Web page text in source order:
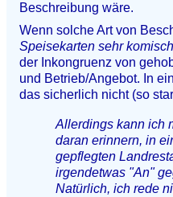
Beschreibung wäre.
Wenn solche Art von
Speisekarten sehr
der Inkongruenz von
und Betrieb/Angebot. In
das sicherlich nicht (so
Allerdings kann ich
daran erinnern, in
gepflegten
irgendetwas "An"
Natürlich, ich rede